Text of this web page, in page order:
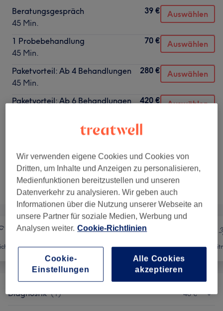
Beratungsgespräch
45 Min.
39 € Auswählen
1 Probebehandlung
45 Min.
70 € Auswählen
Paketvorteil: Ab 4 Behandlungen
45 Min.
280 € Auswählen
Paketvorteil: Ab 6 Behandlungen
420 € Auswählen
Paketvorteil: Ab 8 Behandlungen
Nicht gefunden wonach du gesucht hast?
Alle Services
Körper Ästhetische Medizin
Diagnostik (1) 40 €
Wir verwenden eigene Cookies und Cookies von
Dritten, um Inhalte und Anzeigen zu personalisieren,
Medienfunktionen bereitzustellen und unseren
Datenverkehr zu analysieren. Wir geben auch
Informationen über die Nutzung unserer Webseite an
unsere Partner für soziale Medien, Werbung und
Analysen weiter. Cookie-Richtlinien
Cookie-
Einstellungen
Alle Cookies
akzeptieren